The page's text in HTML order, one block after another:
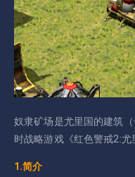
奴隶矿场是尤里国的建筑
时战略游戏《红色警戒2:尤
1.简介